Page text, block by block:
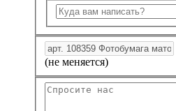
(не меняется)